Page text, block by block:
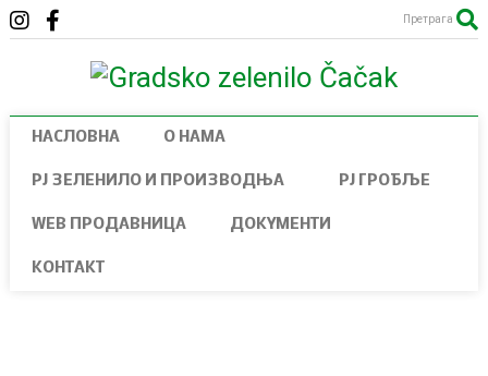
Претрага
НАСЛОВНА О НАМА
РЈ ЗЕЛЕНИЛО И ПРОИЗВОДЊА РЈ ГРОБЉЕ
WEB ПРОДАВНИЦА ДОКУМЕНТИ
КОНТАКТ